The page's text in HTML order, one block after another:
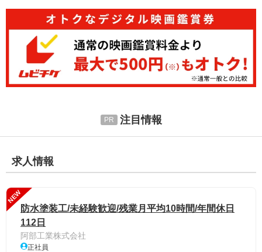
注目情報
求人情報
NEW
防水塗装工/未経験歓迎/残業月平均10時間/年間休日
112日
阿部工業株式会社
正社員